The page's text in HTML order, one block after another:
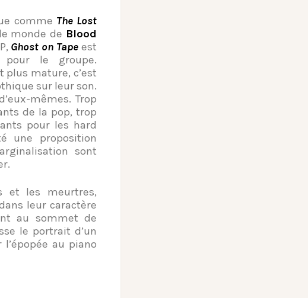
comme The Lost
monde de Blood
Ghost on Tape est
le groupe.
mature, c’est
sur leur son.
mêmes. Trop
de la pop, trop
pour les hard
une proposition
sont
et les meurtres,
leur caractère
au sommet de
le portrait d’un
au piano